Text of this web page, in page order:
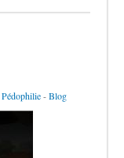
Pédophilie-Blog